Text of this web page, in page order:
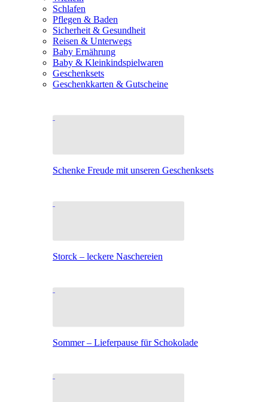
Schlafen
Pflegen & Baden
Sicherheit & Gesundheit
Reisen & Unterwegs
Baby Ernährung
Baby & Kleinkindspielwaren
Geschenksets
Geschenkkarten & Gutscheine
Schenke Freude mit unseren Geschenksets
Storck – leckere Naschereien
Sommer – Lieferpause für Schokolade